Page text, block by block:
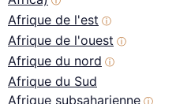
Afrique de l'est ⓘ
Afrique de l'ouest ⓘ
Afrique du nord ⓘ
Afrique du Sud
Afrique subsaharienne ⓘ